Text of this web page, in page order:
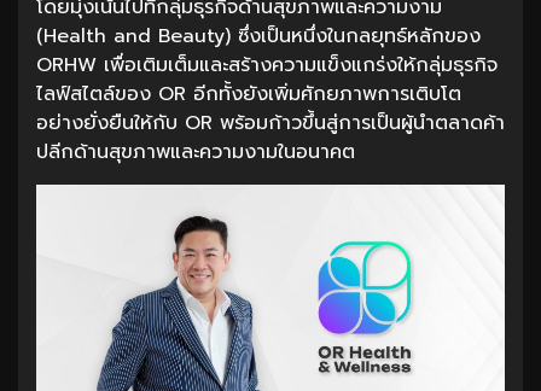
โดยมุ่งเน้นไปที่กลุ่มธุรกิจด้านสุขภาพและความงาม
(Health and Beauty) ซึ่งเป็นหนึ่งในกลยุทธ์หลักของ
ORHW เพื่อเติมเต็มและสร้างความแข็งแกร่งให้กลุ่มธุรกิจ
ไลฟ์สไตล์ของ OR อีกทั้งยังเพิ่มศักยภาพการเติบโต
อย่างยั่งยืนให้กับ OR พร้อมก้าวขึ้นสู่การเป็นผู้นำตลาดค้า
ปลีกด้านสุขภาพและความงามในอนาคต